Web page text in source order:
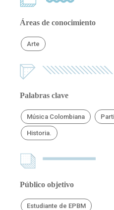
Áreas de conocimiento
Arte
Palabras clave
Música Colombiana
Historia.
Público objetivo
Estudiante de EPBM